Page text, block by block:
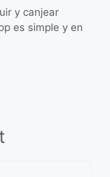
y canjear
es simple y en